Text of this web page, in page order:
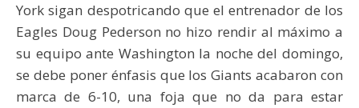
York sigan despotricando que el entrenador de los
Eagles Doug Pederson no hizo rendir al máximo a
su equipo ante Washington la noche del domingo,
se debe poner énfasis que los Giants acabaron con
marca de 6-10, una foja que no da para estar